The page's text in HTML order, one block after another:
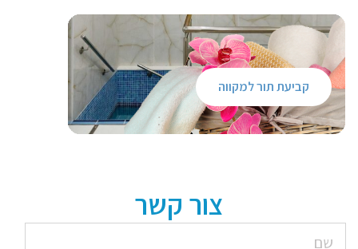
קביעת תור למקווה
צור קשר